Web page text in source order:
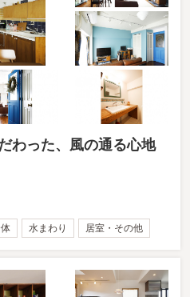
わった、風の通る心地
水まわり 居室・その他